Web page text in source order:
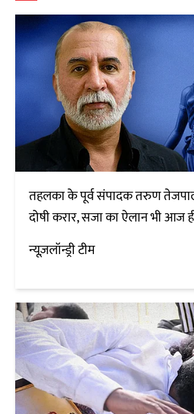
तहलका के पूर्व संपादक तरुण
दोषी करार, सजा का ऐलान भी आज
न्यूज़लॉन्ड्री टीम